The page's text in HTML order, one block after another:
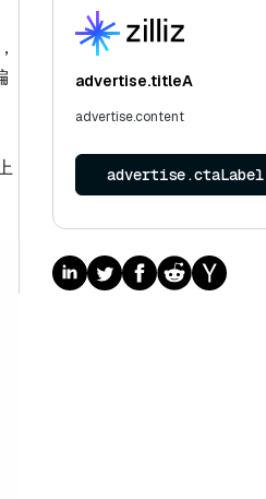
advertise.titleA
advertise.content
advertise.ctaLabel